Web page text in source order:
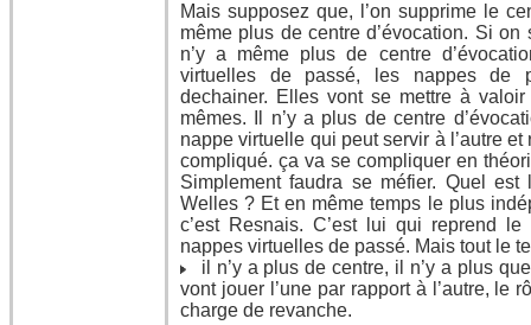
Mais supposez que, l’on supprime le
même plus de centre d’évocation. Si on
n’y a même plus de centre
virtuelles de passé, les nappes de
dechainer. Elles vont se mettre à
mêmes. Il n’y a plus de centre
nappe virtuelle qui peut servir à l’autre et
compliqué. ça va se compliquer en
Simplement faudra se méfier. Quel
Welles ? Et en même temps le plus
c’est Resnais. C’est lui qui reprend
nappes virtuelles de passé. Mais tout le
il n’y a plus de centre, il n’y a plus
vont jouer l’une par rapport à l’autre, le
charge de revanche.